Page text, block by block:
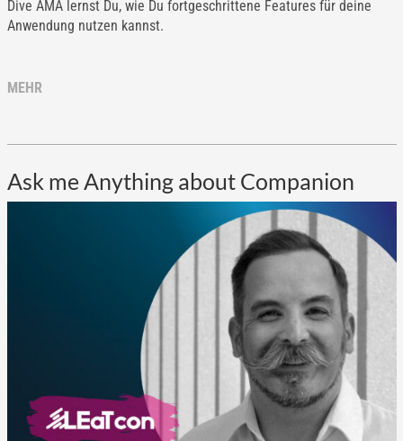
Dive AMA lernst Du, wie Du fortgeschrittene Features für deine
Anwendung nutzen kannst.
MEHR
Ask me Anything about Companion